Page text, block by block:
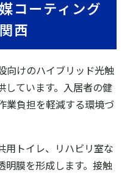
コーティング
西
向けのハイブリッド光触
しています。入居者の健
業負担を軽減する環境づ
用トイレ、リハビリ室な
明膜を形成します。接触